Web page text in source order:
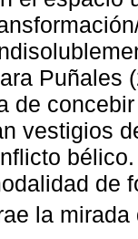
Puñales
de
vestigios
de
la mirada